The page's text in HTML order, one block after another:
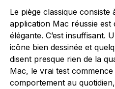
Le piège classique consiste
application Mac réussie est
élégante. C’est insuffisant.
icône bien dessinée et
disent presque rien de la
Mac, le vrai test commence
comportement au